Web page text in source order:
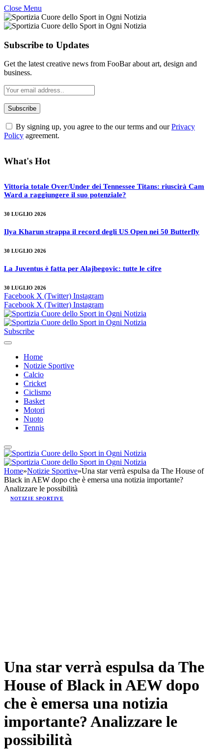
Close Menu
Subscribe to Updates
Get the latest creative news from FooBar about art, design and
business.
By signing up, you agree to the our terms and ourPrivacy
Policy agreement.
What's Hot
Vittoria totale Over/Under dei Tennessee Titans: riuscirà Cam
Ward a raggiungere il suo potenziale?
30 LUGLIO 2026
Ilya Kharun strappa il record degli US Open nei 50 Butterfly
30 LUGLIO 2026
La Juventus è fatta per Alajbegovic: tutte le cifre
30 LUGLIO 2026
Facebook X (Twitter) Instagram
Facebook X (Twitter) Instagram
Subscribe
Home
Notizie Sportive
Calcio
Cricket
Ciclismo
Basket
Motori
Nuoto
Tennis
Home»Notizie Sportive»Una star verrà espulsa da The House of
Black in AEW dopo che è emersa una notizia importante?
Analizzare le possibilità
NOTIZIE SPORTIVE
Una star verrà espulsa da The
House of Black in AEW dopo
che è emersa una notizia
importante? Analizzare le
possibilità